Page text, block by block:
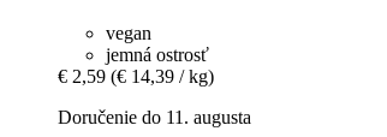
vegan
jemná ostrosť
€ 2,59 (€ 14,39 / kg)
Doručenie do 11. augusta